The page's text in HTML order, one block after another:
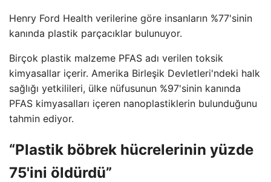
Henry Ford Health verilerine göre insanların %77'sinin
kanında plastik parçacıklar bulunuyor.
Birçok plastik malzeme PFAS adı verilen toksik
kimyasallar içerir. Amerika Birleşik Devletleri'ndeki halk
sağlığı yetkilileri, ülke nüfusunun %97'sinin kanında
PFAS kimyasalları içeren nanoplastiklerin bulunduğunu
tahmin ediyor.
“Plastik böbrek hücrelerinin yüzde
75'ini öldürdü”